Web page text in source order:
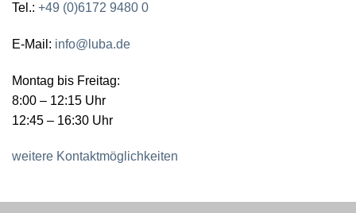
Tel.: +49 (0)6172 9480 0
E-Mail: info@luba.de
Montag bis Freitag:
8:00 – 12:15 Uhr
12:45 – 16:30 Uhr
weitere Kontaktmöglichkeiten